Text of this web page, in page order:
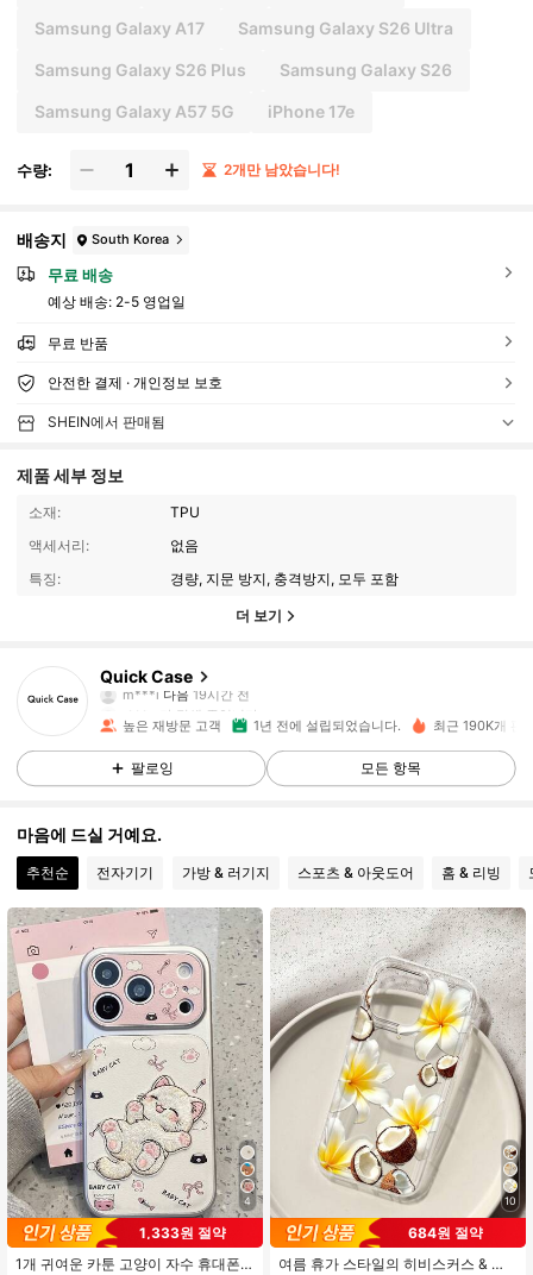
Samsung Galaxy A17 Samsung Galaxy S26 Ultra
Samsung Galaxy S26 Plus Samsung Galaxy S26
Samsung Galaxy A57 5G iPhone 17e
수량: 2개만 남았습니다!
배송지 South Korea
무료 배송
예상 배송: 2-5 영업일
무료 반품
안전한 결제 · 개인정보 보호
SHEIN에서 판매됨
제품 세부 정보
소재:
TPU
액세서리:
없음
특징:
경량, 지문 방지, 충격방지, 모두 포함
더 보기
Quick Case
r***a 가 탐색 중입니다
4.90
26K 팔로워
4.90 26K 팔로워
4.90 26K 팔로워
4.90 26K 팔로워
4.90 26K 팔로워
4.90 26K 팔로워
높은 재방문 고객 1년 전에 설립되었습니다. 최근 190K개 판
팔로잉 모든 항목
마음에 드실 거예요.
추천순 전자기기 가방 & 러기지 스포츠 & 아웃도어 홈 & 리빙
4
1,333원 절약
1개 귀여운 카툰 고양이 자수 휴대폰
10
684원 절약
여름 휴가 스타일의 히비스커스 & 코